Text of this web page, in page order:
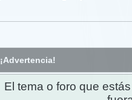
¡Advertencia!
El tema o foro que